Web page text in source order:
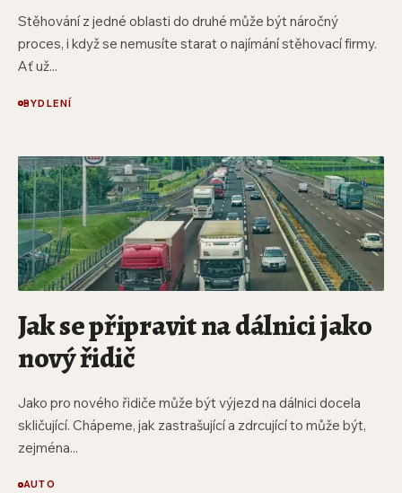
Stěhování z jedné oblasti do druhé může být náročný
proces, i když se nemusíte starat o najímání stěhovací firmy.
Ať už...
BYDLENÍ
Jak se připravit na dálnici jako
nový řidič
Jako pro nového řidiče může být výjezd na dálnici docela
skličující. Chápeme, jak zastrašující a zdrcující to může být,
zejména...
AUTO